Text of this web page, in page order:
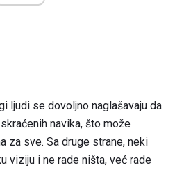
ljudi se dovoljno naglašavaju da
navika, što može
za sve. Sa druge strane, neki
viziju i ne rade ništa, već rade